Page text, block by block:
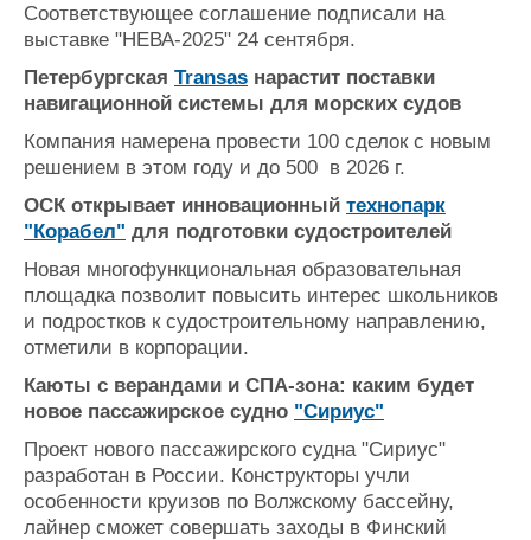
Соответствующее соглашение подписали на
выставке "НЕВА-2025" 24 сентября.
Петербургская Transas нарастит поставки
навигационной системы для морских судов
Компания намерена провести 100 сделок с новым
решением в этом году и до 500 в 2026 г.
ОСК открывает инновационный технопарк
"Корабел" для подготовки судостроителей
Новая многофункциональная образовательная
площадка позволит повысить интерес школьников
и подростков к судостроительному направлению,
отметили в корпорации.
Каюты с верандами и СПА-зона: каким будет
новое пассажирское судно "Сириус"
Проект нового пассажирского судна "Сириус"
разработан в России. Конструкторы учли
особенности круизов по Волжскому бассейну,
лайнер сможет совершать заходы в Финский